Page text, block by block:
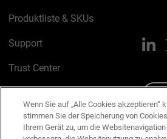
Produktliste & SKUs
Support
Trust Center
Cookie-Richtlinie
Wenn Sie auf „Alle Cookies akzeptieren“
stimmen Sie der Speicherung von
Ihrem Gerät zu, um die Websitenavigation